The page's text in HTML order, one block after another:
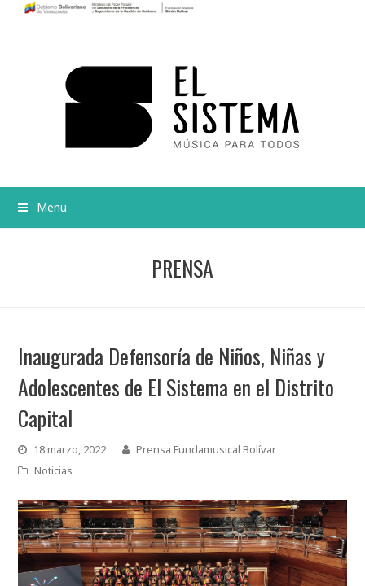
Menu
PRENSA
Inaugurada Defensoría de Niños, Niñas y
Adolescentes de El Sistema en el Distrito
Capital
18 marzo, 2022
Prensa Fundamusical Bolívar
Noticias